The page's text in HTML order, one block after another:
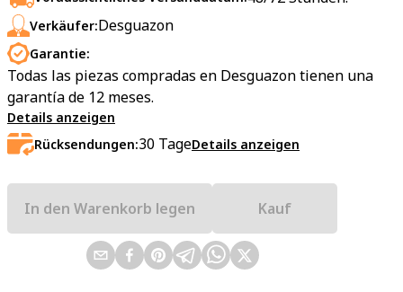
Verkäufer:Desguazon
Garantie:
Todas las piezas compradas en Desguazon tienen una
garantía de 12 meses.
Details anzeigen
Rücksendungen:30 TageDetails anzeigen
In den Warenkorb legen Kauf